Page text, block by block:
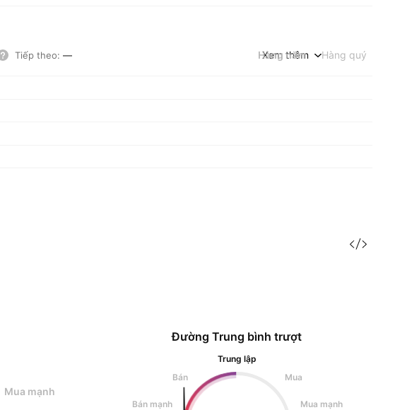
Tiếp theo: — Hàng năm Hàng quý
Xem thêm
Mua mạnh
Đường Trung bình trượt
Trung lập
Bán
Mua
Bán mạnh Mua mạnh